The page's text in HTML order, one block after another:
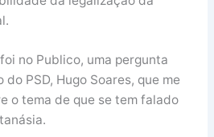
no Publico, uma pergunta
PSD, Hugo Soares, que me
o tema de que se tem falado